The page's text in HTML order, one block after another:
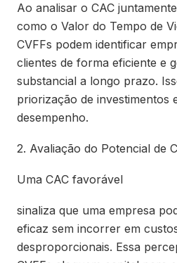
Ao analisar o CAC
como o Valor do Tempo de
CVFFs podem identificar
clientes de forma eficiente e
substancial a longo prazo.
priorização de investimentos
desempenho.
2. Avaliação do Potencial de
Uma CAC favorável
sinaliza que uma empresa
eficaz sem incorrer em
desproporcionais. Essa